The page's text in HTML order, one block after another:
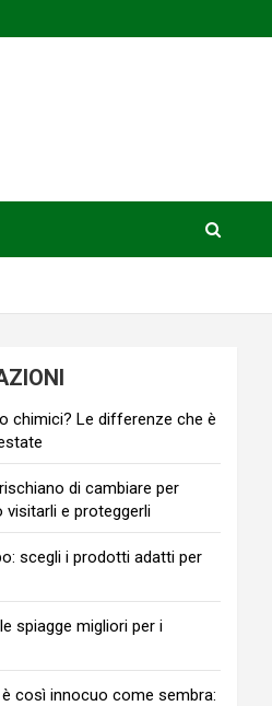
chimici? Le differenze che è
di cambiare per
visitarli e proteggerli
scegli i prodotti adatti per
spiagge migliori per i
è così innocuo come sembra: